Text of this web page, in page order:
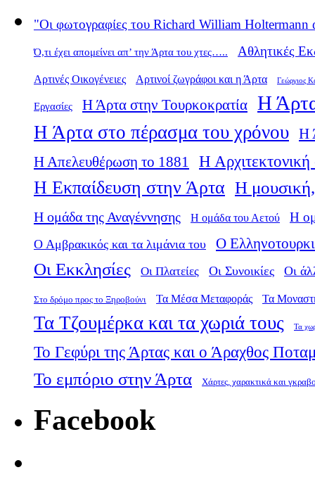
"Οι φωτογραφίες του Richard William Holtermann
Ό,τι έχει απομείνει απ’ την Άρτα του χτες….. Αθλητικές
Αρτινές Οικογένειες Αρτινοί ζωγράφοι και η Άρτα Γεώργιος
Εργασίες Η Άρτα στην Τουρκοκρατία Η
Η Άρτα στο πέρασμα του χρόνου Η
Η Απελευθέρωση το 1881
Η
Η Εκπαίδευση στην Άρτα Η μουσική,
Η ομάδα της Αναγέννησης Η ομάδα του Αετού Η
Ο Αμβρακικός και τα λιμάνια του Ο
Οι Εκκλησίες Οι Πλατείες Οι Συνοικίες Οι
Στο δρόμο προς το Ξηροβούνι Τα Μέσα Μεταφοράς Τα
Τα Τζουμέρκα και τα χωριά τους Τα
Το Γεφύρι της Άρτας και ο Άραχθος
Το εμπόριο στην Άρτα Χάρτες, χαρακτικά και
Facebook